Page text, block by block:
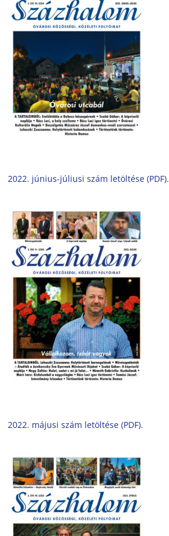
2022. június-júliusi szám letöltése (PDF).
2022. májusi szám letöltése (PDF).